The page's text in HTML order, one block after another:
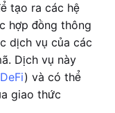
tạo ra các hệ
hợp đồng thông
dịch vụ của các
Dịch vụ này
DeFi) và có thể
giao thức